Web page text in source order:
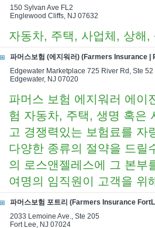
150 Sylvan Ave FL2
Englewood Cliffs, NJ 07632
자동차, 주택, 사업체, 상해,
파머스보험 (에지워러) (Farmers Insurance |
Edgewater Marketplace 725 River Rd, Ste 52
Edgewater, NJ 07020
파머스 보험 에지워러 에이
험 자동차, 주택, 생명 혹은
고 경쟁력있는 보험료를 자
다양한 종류의 절약을 드릴
의 로스앤젤레스에 그 본부
여명의 임직원이 고객을 위
파머스보험 포트리 (Farmers Insurance
2033 Lemoine Ave., Ste 205
Fort Lee, NJ 07024